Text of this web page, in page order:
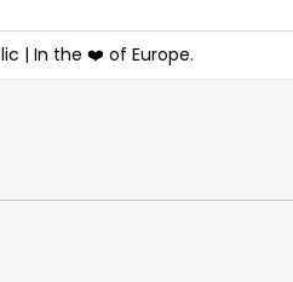
| In the ❤️ of Europe.